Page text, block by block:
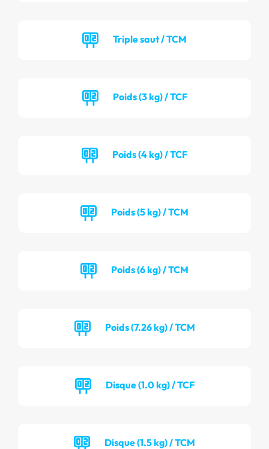
Triple saut / TCM
Poids (3 kg) / TCF
Poids (4 kg) / TCF
Poids (5 kg) / TCM
Poids (6 kg) / TCM
Poids (7.26 kg) / TCM
Disque (1.0 kg) / TCF
Disque (1.5 kg) / TCM